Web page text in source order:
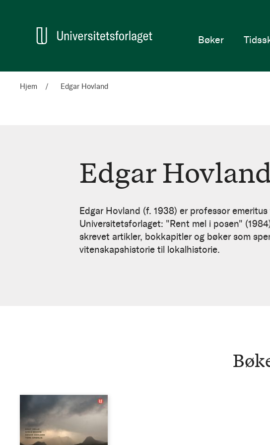
Hjem
Bøker
Hjem Edgar Hovland
Edgar
Hovland
Edgar
Edgar Hovland (f. 1938) er professor
Universitetsforlaget: "Rent mel i posen"
skrevet artikler, bokkapitler og bøker som
vitenskapshistorie til lokalhistorie.